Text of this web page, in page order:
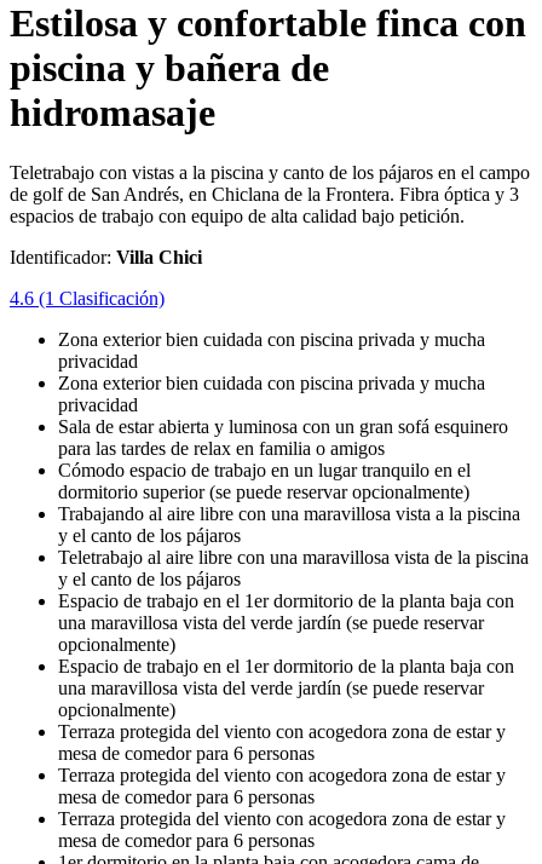
Estilosa y confortable finca con
piscina y bañera de
hidromasaje
Teletrabajo con vistas a la piscina y canto de los pájaros en el campo
de golf de San Andrés, en Chiclana de la Frontera. Fibra óptica y 3
espacios de trabajo con equipo de alta calidad bajo petición.
Identificador: Villa Chici
4.6 (1 Clasificación)
Zona exterior bien cuidada con piscina privada y mucha
privacidad
Zona exterior bien cuidada con piscina privada y mucha
privacidad
Sala de estar abierta y luminosa con un gran sofá esquinero
para las tardes de relax en familia o amigos
Cómodo espacio de trabajo en un lugar tranquilo en el
dormitorio superior (se puede reservar opcionalmente)
Trabajando al aire libre con una maravillosa vista a la piscina
y el canto de los pájaros
Teletrabajo al aire libre con una maravillosa vista de la piscina
y el canto de los pájaros
Espacio de trabajo en el 1er dormitorio de la planta baja con
una maravillosa vista del verde jardín (se puede reservar
opcionalmente)
Espacio de trabajo en el 1er dormitorio de la planta baja con
una maravillosa vista del verde jardín (se puede reservar
opcionalmente)
Terraza protegida del viento con acogedora zona de estar y
mesa de comedor para 6 personas
Terraza protegida del viento con acogedora zona de estar y
mesa de comedor para 6 personas
Terraza protegida del viento con acogedora zona de estar y
mesa de comedor para 6 personas